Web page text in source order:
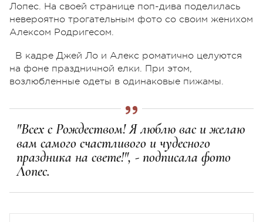
Лопес. На своей странице поп-дива поделилась
невероятно трогательным фото со своим женихом
Алексом Родригесом.
В кадре Джей Ло и Алекс роматично целуются
на фоне праздничной елки. При этом,
возлюбленные одеты в одинаковые пижамы.
"Всех с Рождеством! Я люблю вас и желаю
вам самого счастливого и чудесного
праздника на свете!", - подписала фото
Лопес.